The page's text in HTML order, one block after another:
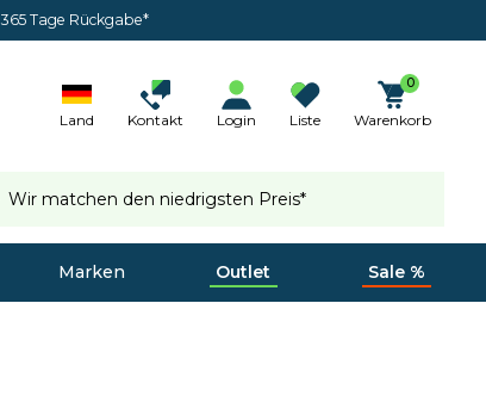
365 Tage Rückgabe*
Land Kontakt Login Liste
0
Warenkorb
Wir matchen den niedrigsten Preis*
Marken Outlet Sale %